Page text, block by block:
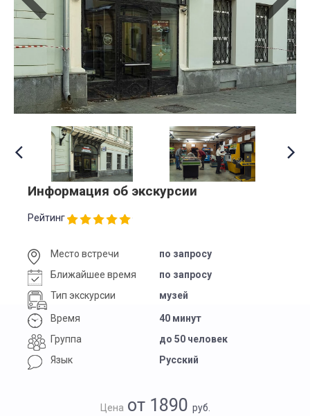
Информация об экскурсии
Рейтинг
Место встречи
по запросу
Ближайшее время
по запросу
Тип экскурсии
музей
Время
40 минут
Группа
до 50 человек
Язык
Русский
Цена от 1890 руб.